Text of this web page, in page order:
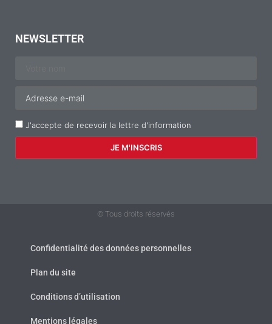
NEWSLETTER
J'accepte de recevoir la lettre d'information
© Tous droits réservés
Confidentialité des données personnelles
Plan du site
Conditions d’utilisation
Mentions légales